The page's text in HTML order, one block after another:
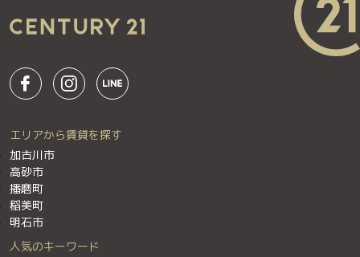
エリアから賃貸を探す
加古川市
高砂市
播磨町
稲美町
明石市
人気のキーワード